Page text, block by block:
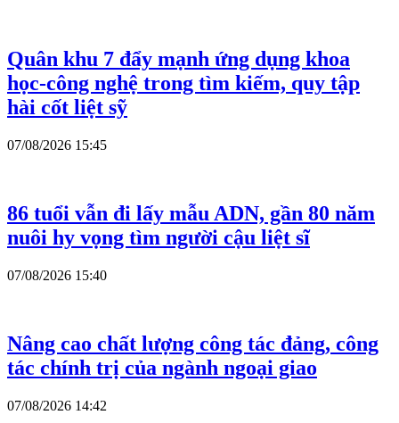
Quân khu 7 đẩy mạnh ứng dụng khoa
học-công nghệ trong tìm kiếm, quy tập
hài cốt liệt sỹ
07/08/2026 15:45
86 tuổi vẫn đi lấy mẫu ADN, gần 80 năm
nuôi hy vọng tìm người cậu liệt sĩ
07/08/2026 15:40
Nâng cao chất lượng công tác đảng, công
tác chính trị của ngành ngoại giao
07/08/2026 14:42